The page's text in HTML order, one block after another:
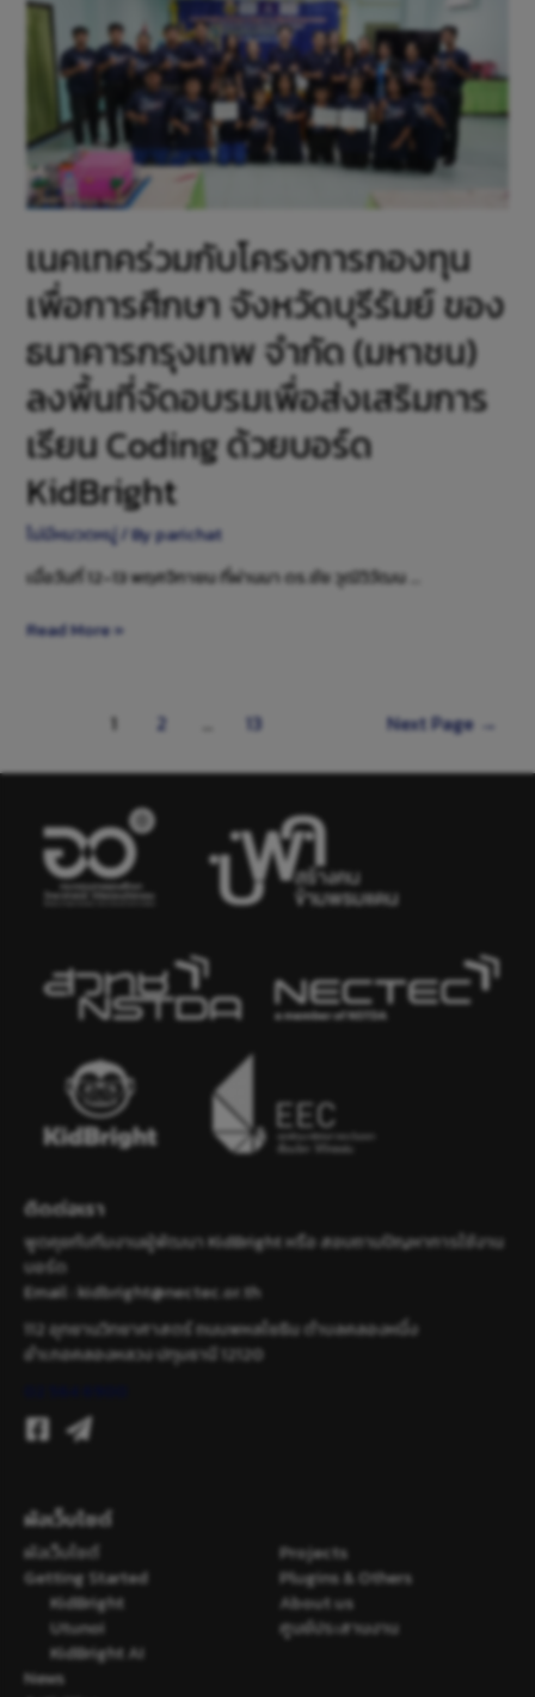
เนคเทคร่วมกับโครงการกองทุน
เพื่อการศึกษา จังหวัดบุรีรัมย์ ของ
ธนาคารกรุงเทพ จำกัด (มหาชน)
ลงพื้นที่จัดอบรมเพื่อส่งเสริมการ
เรียน Coding ด้วยบอร์ด
KidBright
ไม่มีหมวดหมู่/ Byparichat
เมื่อวันที่ 12-13 พฤศจิกายน ที่ผ่านมา ดร.ชัย วุฒิวิวัฒน …
Read More »
1 2 13 Next Page →
ติดต่อเรา
พูดคุยกับทีมงานผู้พัฒนา KidBright หรือ สอบถามปัญหาการใช้งาน
บอร์ด
Email : kidbright@nectec.or.th
112 อุทยานวิทยาศาสตร์ ถนนพหลโยธิน ตำบลคลองหนึ่ง
อำเภอคลองหลวง ปทุมธานี 12120
ผังเว็บไซต์
ผังเว็บไซต์
Getting Started
KidBright
Utunoi
KidBright AI
News
Projects
Plugins & Others
About us
ศูนย์ประสานงาน